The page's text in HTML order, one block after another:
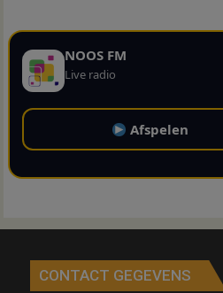
NOOS FM
Live radio
Afspelen
CONTACT GEGEVENS